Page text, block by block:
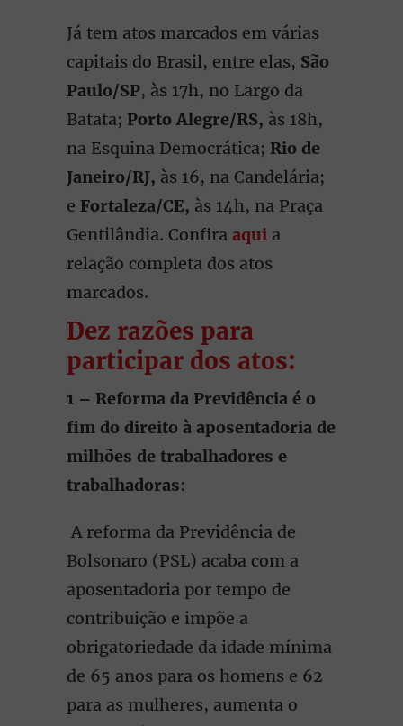
Já tem atos marcados em várias
capitais do Brasil, entre elas, São
Paulo/SP, às 17h, no Largo da
Batata; Porto Alegre/RS, às 18h,
na Esquina Democrática; Rio de
Janeiro/RJ, às 16, na Candelária;
e Fortaleza/CE, às 14h, na Praça
Gentilândia. Confira aqui a
relação completa dos atos
marcados.
Dez razões para
participar dos atos:
1 – Reforma da Previdência é o
fim do direito à aposentadoria de
milhões de trabalhadores e
trabalhadoras:
A reforma da Previdência de
Bolsonaro (PSL) acaba com a
aposentadoria por tempo de
contribuição e impõe a
obrigatoriedade da idade mínima
de 65 anos para os homens e 62
para as mulheres, aumenta o